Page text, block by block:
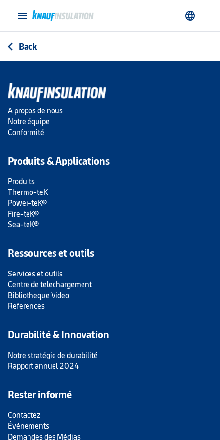
menu language
arrow_back_ios Back
A propos de nous
Notre équipe
Conformité
Produits & Applications
Produits
Thermo-teK
Power-teK®
Fire-teK®
Sea-teK®
Ressources et outils
Services et outils
Centre de telechargement
Bibliotheque Video
References
Durabilité & Innovation
Notre stratégie de durabilité
Rapport annuel 2024
Rester informé
Contactez
Événements
Demandes des Médias